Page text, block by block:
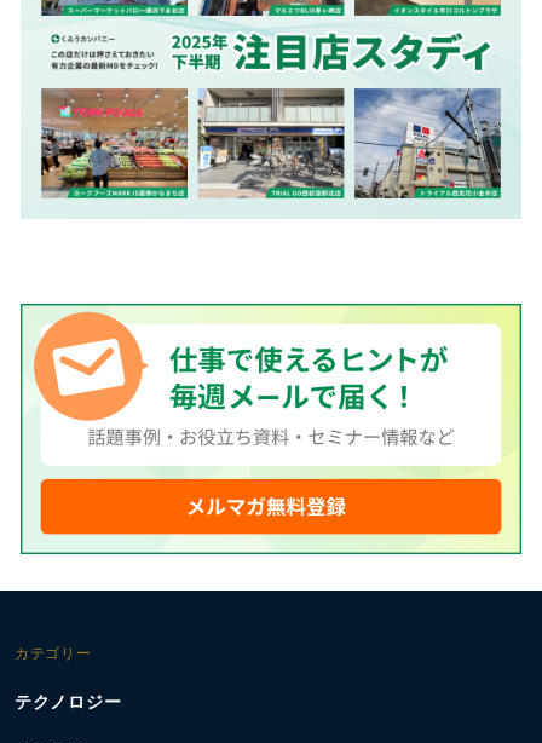
カテゴリー
テクノロジー